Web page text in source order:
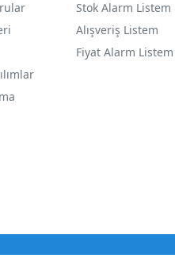
Stok Alarm Listem
Alışveriş Listem
Fiyat Alarm Listem